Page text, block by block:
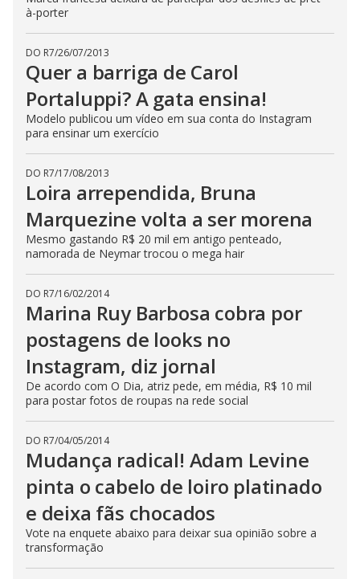
à-porter
DO R7/26/07/2013
Quer a barriga de Carol
Portaluppi? A gata ensina!
Modelo publicou um vídeo em sua conta do Instagram
para ensinar um exercício
DO R7/17/08/2013
Loira arrependida, Bruna
Marquezine volta a ser morena
Mesmo gastando R$ 20 mil em antigo penteado,
namorada de Neymar trocou o mega hair
DO R7/16/02/2014
Marina Ruy Barbosa cobra por
postagens de looks no
Instagram, diz jornal
De acordo com O Dia, atriz pede, em média, R$ 10 mil
para postar fotos de roupas na rede social
DO R7/04/05/2014
Mudança radical! Adam Levine
pinta o cabelo de loiro platinado
e deixa fãs chocados
Vote na enquete abaixo para deixar sua opinião sobre a
transformação